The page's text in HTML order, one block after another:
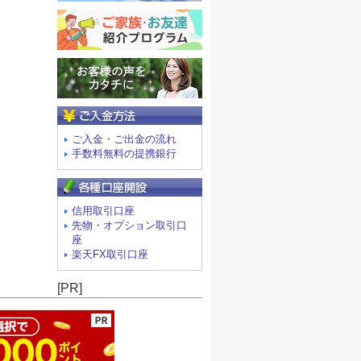
ご入金・ご出金の流れ
手数料無料の提携銀行
信用取引口座
先物・オプション取引口
座
楽天FX取引口座
[PR]